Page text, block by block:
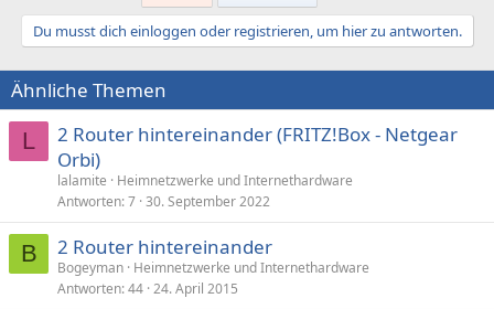
i
t
i
v
e
t
i
m
m
e
a
t
i
v
e
t
m
Du musst dich einloggen oder registrieren, um hier zu antworten.
Ähnliche Themen
L
2 Router hintereinander (FRITZ!Box - Netgear
Orbi)
lalamite
Heimnetzwerke und Internethardware
Antworten 7 30. September 2022
B 2 Router hintereinander
Bogeyman Heimnetzwerke und Internethardware
Antworten 44 24. April 2015